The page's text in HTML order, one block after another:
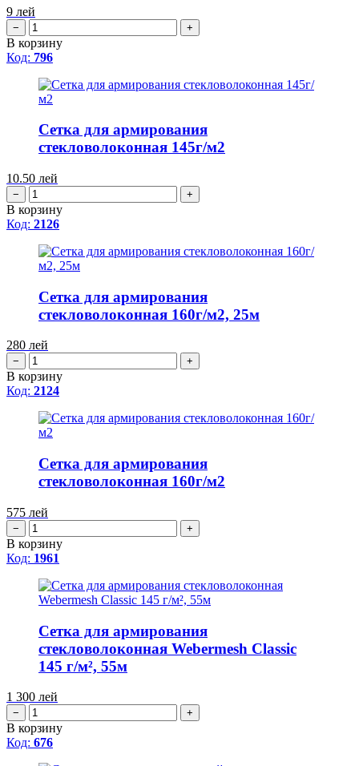
9 лей
− +
В корзину
Код: 796
Сетка для армирования
стекловолоконная 145г/м2
10.50 лей
− +
В корзину
Код: 2126
Сетка для армирования
стекловолоконная 160г/м2, 25м
280 лей
− +
В корзину
Код: 2124
Сетка для армирования
стекловолоконная 160г/м2
575 лей
− +
В корзину
Код: 1961
Сетка для армирования
стекловолоконная Webermesh Classic
145 г/м², 55м
1 300 лей
− +
В корзину
Код: 676